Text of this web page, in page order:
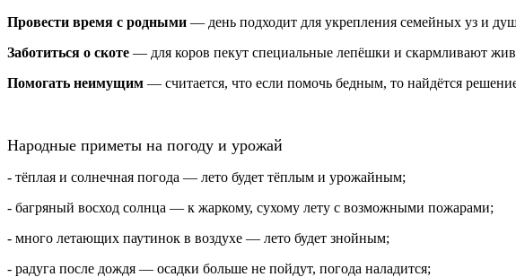
Провести время с родными — день подходит для укрепления семейных уз и
Заботиться о скоте — для коров пекут специальные лепёшки и скармливают
Помогать неимущим — считается, что если помочь бедным, то найдётся
Народные приметы на погоду и урожай
- тёплая и солнечная погода — лето будет тёплым и урожайным;
- багряный восход солнца — к жаркому, сухому лету с возможными пожарами;
- много летающих паутинок в воздухе — лето будет знойным;
- радуга после дождя — осадки больше не пойдут, погода наладится;